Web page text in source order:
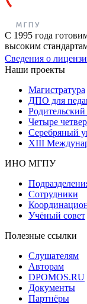
С 1995 года
высоким
Сведения о
Наши проекты
Магистратура
ДПО для
Четыре
Серебряный
XIII
ИНО МГПУ
Сотрудники
Учёный совет
Полезные ссылки
Слушателям
Авторам
DPOMOS.RU
Документы
Партнёры